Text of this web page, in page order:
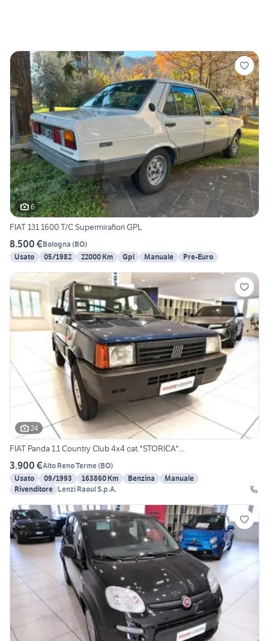
6
FIAT 131 1600 T/C Supermirafiori GPL
8.500 €Bologna (BO)
Usato
05/1982 22000 Km Gpl Manuale Pre-Euro
24
FIAT Panda 1.1 Country Club 4x4 cat.*STORICA*...
3.900 €Alto Reno Terme(BO)
Usato
09/1993 163860 Km Benzina
Manuale
Rivenditore Lenzi Raoul S.p.A.